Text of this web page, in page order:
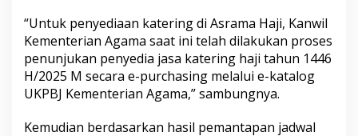
“Untuk penyediaan katering di Asrama Haji, Kanwil
Kementerian Agama saat ini telah dilakukan proses
penunjukan penyedia jasa katering haji tahun 1446
H/2025 M secara e-purchasing melalui e-katalog
UKPBJ Kementerian Agama,” sambungnya.
Kemudian berdasarkan hasil pemantapan jadwal